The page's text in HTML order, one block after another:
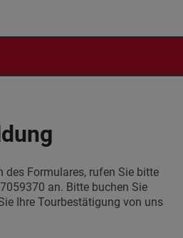
des Formulares, rufen Sie bitte
an. Bitte buchen Sie
Ihre Tourbestätigung von uns